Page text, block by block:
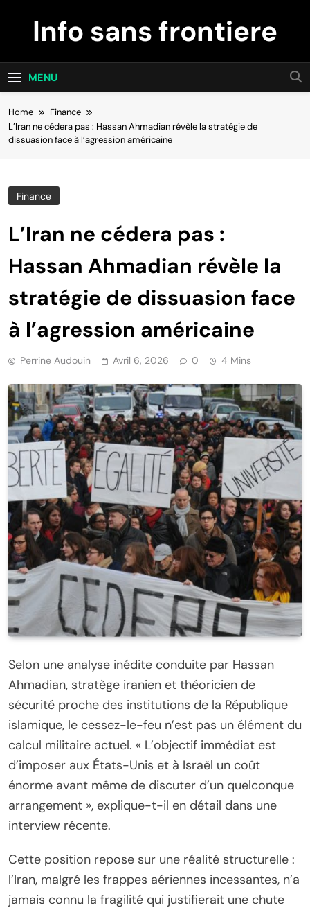
contentInfo sans frontiere
MENU
Home
Finance
L’Iran ne cédera pas : Hassan Ahmadian révèle la stratégie de
dissuasion face à l’agression américaine
Finance
L’Iran ne cédera pas :
Hassan Ahmadian révèle la
stratégie de dissuasion face
à l’agression américaine
Perrine Audouin Avril 6, 2026 0 4 Mins
Selon une analyse inédite conduite par Hassan
Ahmadian, stratège iranien et théoricien de
sécurité proche des institutions de la République
islamique, le cessez-le-feu n’est pas un élément du
calcul militaire actuel. « L’objectif immédiat est
d’imposer aux États-Unis et à Israël un coût
énorme avant même de discuter d’un quelconque
arrangement », explique-t-il en détail dans une
interview récente.
Cette position repose sur une réalité structurelle :
l’Iran, malgré les frappes aériennes incessantes, n’a
jamais connu la fragilité qui justifierait une chute